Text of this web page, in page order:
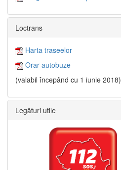
Loctrans
Harta traseelor
Orar autobuze
(valabil începând cu 1 iunie 2018)
Legături utile